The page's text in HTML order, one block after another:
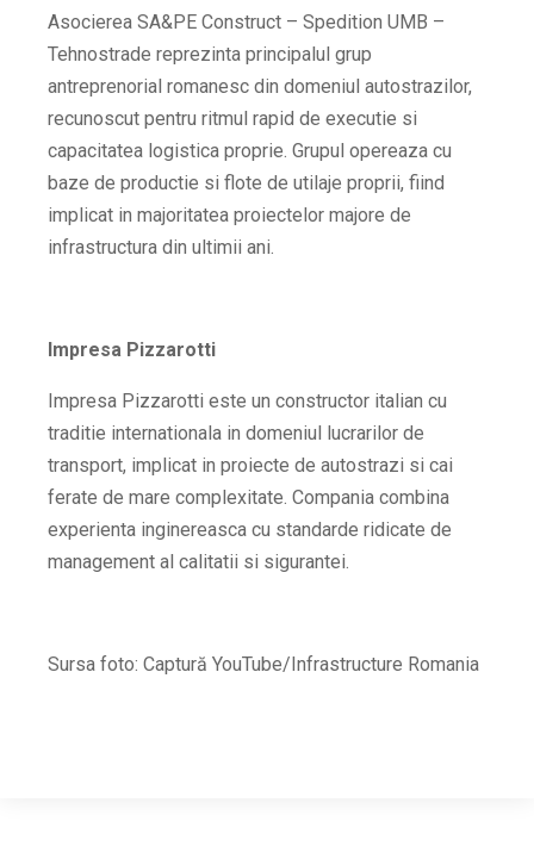
Asocierea SA&PE Construct – Spedition UMB –
Tehnostrade reprezinta principalul grup
antreprenorial romanesc din domeniul autostrazilor,
recunoscut pentru ritmul rapid de executie si
capacitatea logistica proprie. Grupul opereaza cu
baze de productie si flote de utilaje proprii, fiind
implicat in majoritatea proiectelor majore de
infrastructura din ultimii ani.
Impresa Pizzarotti
Impresa Pizzarotti este un constructor italian cu
traditie internationala in domeniul lucrarilor de
transport, implicat in proiecte de autostrazi si cai
ferate de mare complexitate. Compania combina
experienta inginereasca cu standarde ridicate de
management al calitatii si sigurantei.
Sursa foto: Captură YouTube/Infrastructure Romania